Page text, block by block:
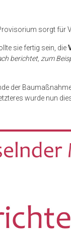
sorgt für
sie fertig sein, die
berichtet, zum
der
wurde nun